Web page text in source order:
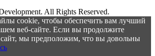
All Rights Reserved.
cookie, чтобы обеспечить вам лучший
веб-сайте. Если вы продолжите
сайт, мы предположим, что вы довольны